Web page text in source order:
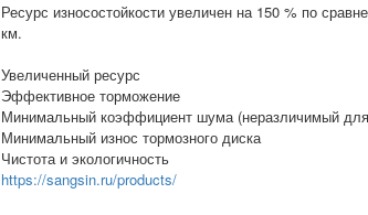
Ресурс износостойкости увеличен на 150 % по
км.
Увеличенный ресурс
Эффективное торможение
Минимальный коэффициент шума (неразличимый для
Минимальный износ тормозного диска
Чистота и экологичность
https://sangsin.ru/products/